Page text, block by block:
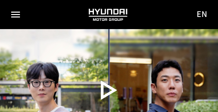
전체
HYUNDAI
MOTOR
GROUP
사이
이동
EN